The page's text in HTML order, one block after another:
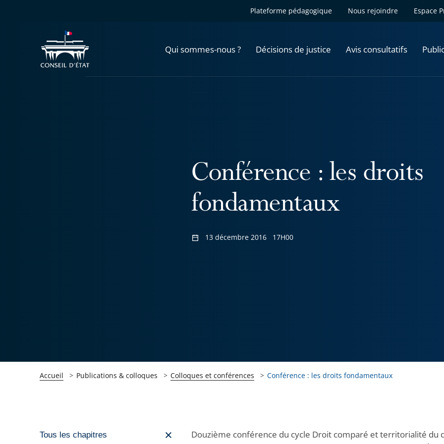
Plateforme pédagogique Nous rejoindre Espace
Qui sommes-nous ? Décisions de justice Avis consultatifs
Conférence : les droits
fondamentaux
13 décembre 2016 17H00
Accueil Publications & colloques Colloques et conférences Conférence : les droits fondamentaux
Passer
Tous les chapitres
Douzième conférence du cycle Droit comparé et territorialité du